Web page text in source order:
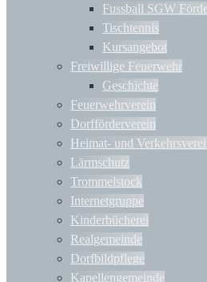
Fussball SGW
Tischtennis
Kursangebot
Freiwillige Feuerwehr
Geschichte
Feuerwehrverein
Dorfförderverein
Heimat- und
Lärmschutz
Trommelstock
Internetgruppe
Kinderbücherei
Realgemeinde
Dorfbildpflege
Kapellengemeinde